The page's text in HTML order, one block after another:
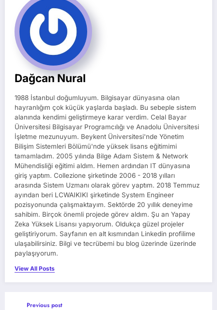
Dağcan Nural
1988 İstanbul doğumluyum. Bilgisayar dünyasına olan
hayranlığım çok küçük yaşlarda başladı. Bu sebeple sistem
alanında kendimi geliştirmeye karar verdim. Celal Bayar
Üniversitesi Bilgisayar Programcılığı ve Anadolu Üniversitesi
İşletme mezunuyum. Beykent Üniversitesi'nde Yönetim
Bilişim Sistemleri Bölümü'nde yüksek lisans eğitimimi
tamamladım. 2005 yılında Bilge Adam Sistem & Network
Mühendisliği eğitimi aldım. Hemen ardından IT dünyasına
giriş yaptım. Collezione şirketinde 2006 - 2018 yılları
arasında Sistem Uzmanı olarak görev yaptım. 2018 Temmuz
ayından beri LCWAIKIKI şirketinde System Engineer
pozisyonunda çalışmaktayım. Sektörde 20 yıllık deneyime
sahibim. Birçok önemli projede görev aldım. Şu an Yapay
Zeka Yüksek Lisansı yapıyorum. Oldukça güzel projeler
geliştiriyorum. Sayfanın en alt kısmından Linkedin profilime
ulaşabilirsiniz. Bilgi ve tecrübemi bu blog üzerinde üzerinde
paylaşıyorum.
View All Posts
Previous post